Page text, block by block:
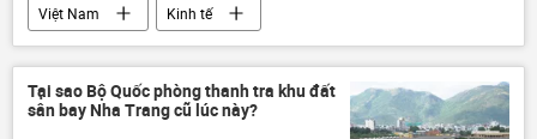
Việt Nam
Kinh tế
Phạm Nhật Vượng
Vingroup
bị bắt
Bộ Công an Việt Nam
cấm xuất cảnh
tài sản
Tại sao Bộ Quốc phòng thanh tra khu đất
sân bay Nha Trang cũ lúc này?